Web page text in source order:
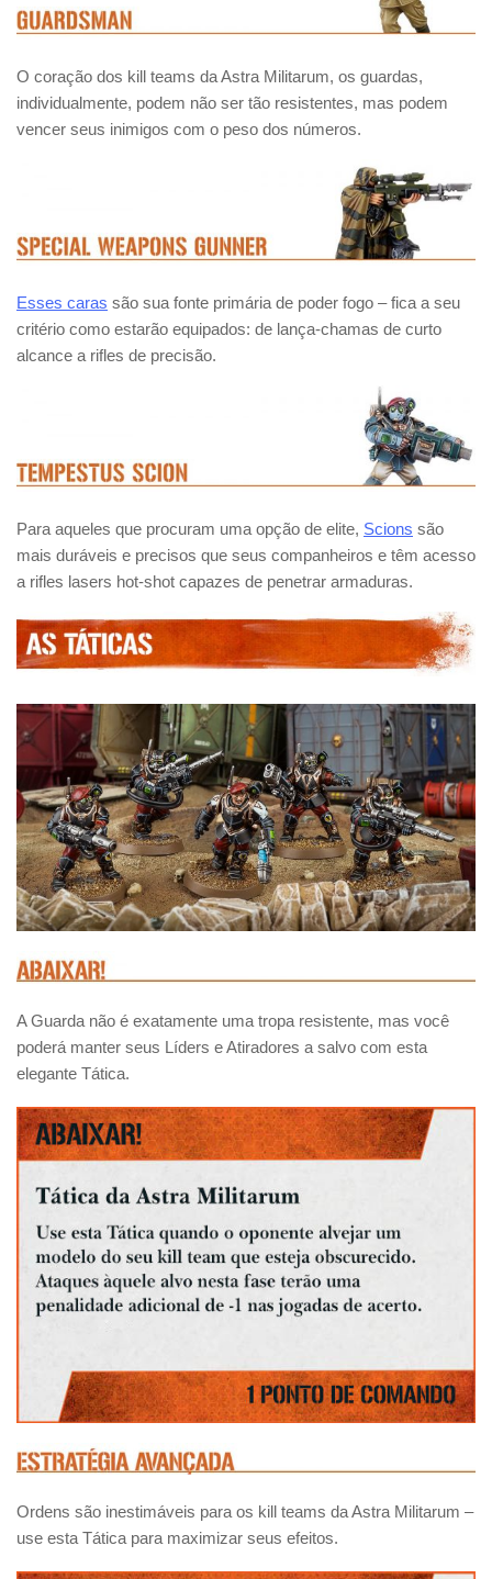
O coração dos kill teams da Astra Militarum, os guardas,
individualmente, podem não ser tão resistentes, mas podem
vencer seus inimigos com o peso dos números.
Esses caras são sua fonte primária de poder fogo – fica a seu
critério como estarão equipados: de lança-chamas de curto
alcance a rifles de precisão.
Para aqueles que procuram uma opção de elite, Scions são
mais duráveis e precisos que seus companheiros e têm acesso
a rifles lasers hot-shot capazes de penetrar armaduras.
A Guarda não é exatamente uma tropa resistente, mas você
poderá manter seus Líders e Atiradores a salvo com esta
elegante Tática.
Ordens são inestimáveis para os kill teams da Astra Militarum –
use esta Tática para maximizar seus efeitos.